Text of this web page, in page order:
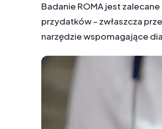
Badanie ROMA jest
przydatków – zwłaszcza
narzędzie wspomagające